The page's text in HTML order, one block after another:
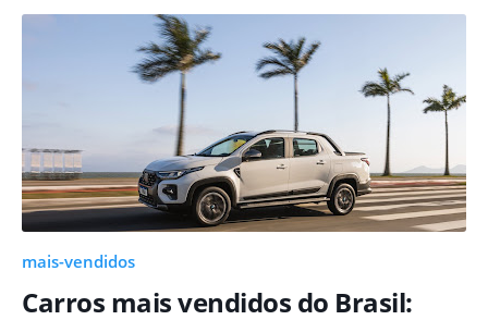
mais-vendidos
Carros mais vendidos do Brasil: